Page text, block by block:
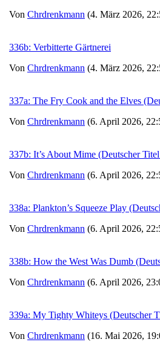
Von Chrdrenkmann (4. März 2026,
336b: Verbitterte Gärtnerei
Von Chrdrenkmann (4. März 2026,
337a: The Fry Cook and the Elves
Von Chrdrenkmann (6. April 2026,
337b: It’s About Mime (Deutscher
Von Chrdrenkmann (6. April 2026,
338a: Plankton’s Squeeze Play
Von Chrdrenkmann (6. April 2026,
338b: How the West Was Dumb
Von Chrdrenkmann (6. April 2026,
339a: My Tighty Whiteys (Deutscher
Von Chrdrenkmann (16. Mai 2026,